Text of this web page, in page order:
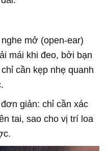
mở (open-ear)
mái khi đeo, bởi bạn
cần kẹp nhẹ quanh
giản: chỉ cần xác
tai, sao cho vị trí loa